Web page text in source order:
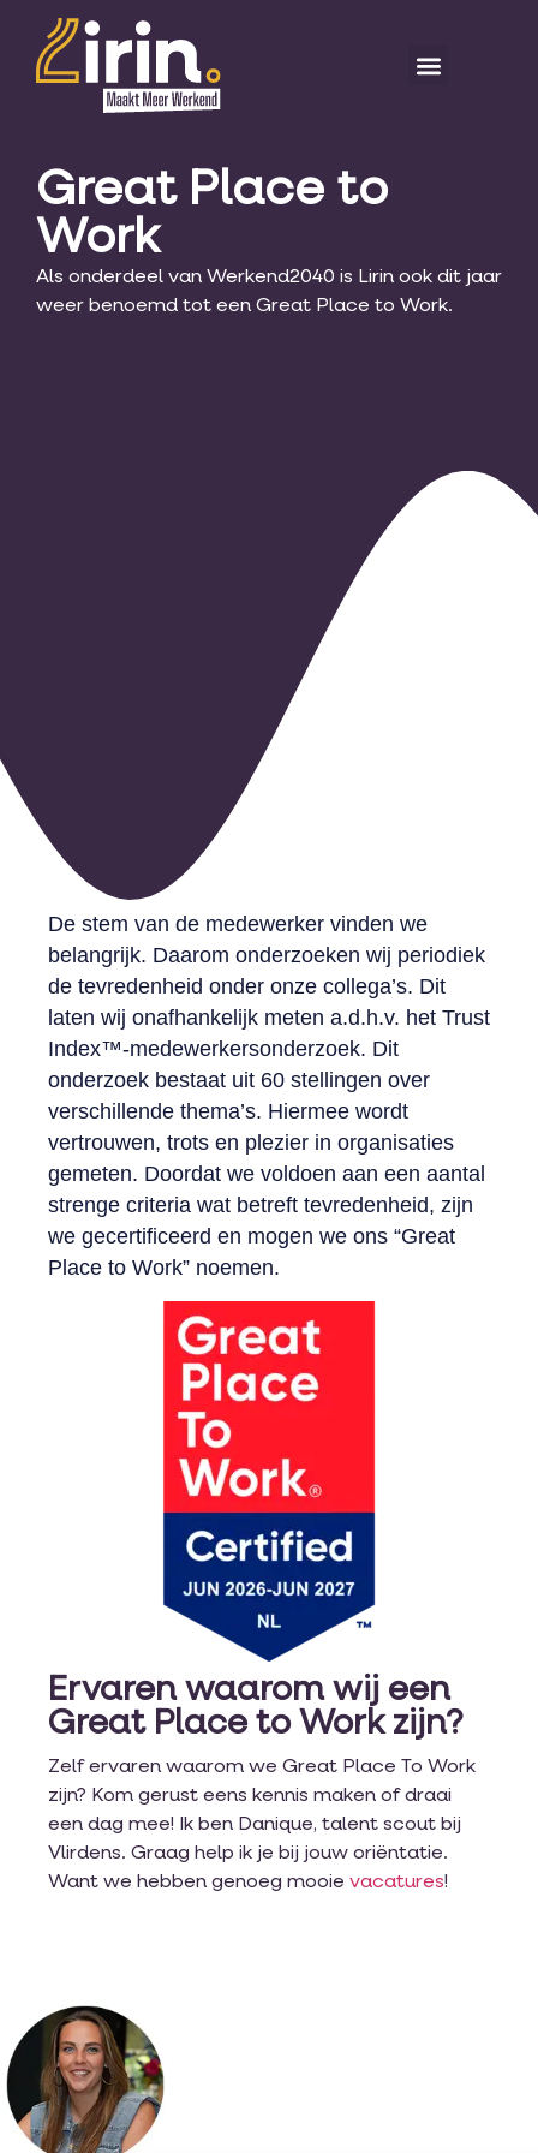
Great Place to
Work
Als onderdeel van Werkend2040 is Lirin ook dit jaar
weer benoemd tot een Great Place to Work.
Great Place to Work
De stem van de medewerker vinden we
belangrijk. Daarom onderzoeken wij periodiek
de tevredenheid onder onze collega’s. Dit
laten wij onafhankelijk meten a.d.h.v. het Trust
Index™-medewerkersonderzoek. Dit
onderzoek bestaat uit 60 stellingen over
verschillende thema’s. Hiermee wordt
vertrouwen, trots en plezier in organisaties
gemeten. Doordat we voldoen aan een aantal
strenge criteria wat betreft tevredenheid, zijn
we gecertificeerd en mogen we ons “Great
Place to Work” noemen.
Ervaren waarom wij een
Great Place to Work zijn?
Zelf ervaren waarom we Great Place To Work
zijn? Kom gerust eens kennis maken of draai
een dag mee! Ik ben Danique, talent scout bij
Vlirdens. Graag help ik je bij jouw oriëntatie.
Want we hebben genoeg mooie vacatures!